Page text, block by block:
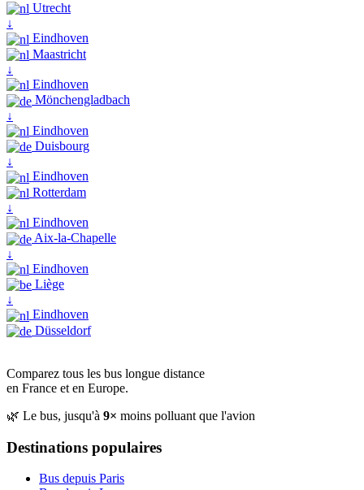
Utrecht
↓
Eindhoven
Maastricht
↓
Eindhoven
Mönchengladbach
↓
Eindhoven
Duisbourg
↓
Eindhoven
Rotterdam
↓
Eindhoven
Aix-la-Chapelle
↓
Eindhoven
Liège
↓
Eindhoven
Düsseldorf
Comparez tous les bus longue distance
en France et en Europe.
🌿 Le bus, jusqu'à 9× moins polluant que l'avion
Destinations populaires
Bus depuis Paris